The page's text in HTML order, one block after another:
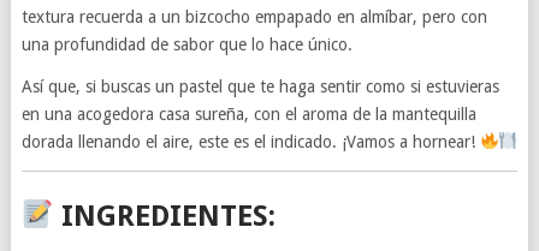
textura recuerda a un bizcocho empapado en almíbar, pero con
una profundidad de sabor que lo hace único.
Así que, si buscas un pastel que te haga sentir como si estuvieras
en una acogedora casa sureña, con el aroma de la mantequilla
dorada llenando el aire, este es el indicado. ¡Vamos a hornear!
INGREDIENTES: